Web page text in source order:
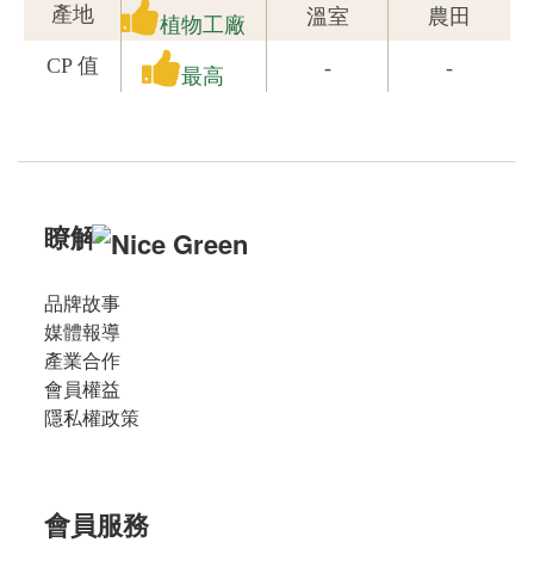
產地 植物工廠 溫室 農田
CP 值 最高 - -
瞭解
品牌故事
媒體報導
產業合作
會員權益
隱私權政策
會員服務